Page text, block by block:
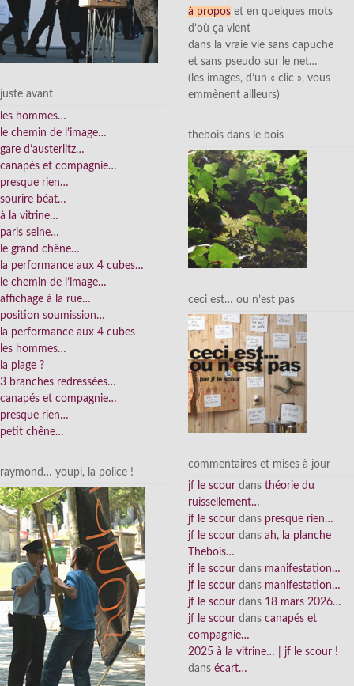
juste avant
les hommes…
le chemin de l’image…
gare d’austerlitz…
canapés et compagnie…
presque rien…
sourire béat…
à la vitrine…
paris seine…
le grand chêne…
la performance aux 4 cubes…
le chemin de l’image…
affichage à la rue…
position soumission…
la performance aux 4 cubes
les hommes…
la plage ?
3 branches redressées…
canapés et compagnie…
presque rien…
petit chêne…
raymond… youpi, la police !
à propos et en quelques mots
d’où ça vient
dans la vraie vie sans capuche
et sans pseudo sur le net…
(les images, d’un « clic », vous
emmènent ailleurs)
thebois dans le bois
ceci est… ou n’est pas
commentaires et mises à jour
jf le scour dans théorie du
ruissellement…
jf le scour dans presque rien…
jf le scour dans ah, la planche
Thebois…
jf le scour dans manifestation…
jf le scour dans manifestation…
jf le scour dans 18 mars 2026…
jf le scour dans canapés et
compagnie…
2025 à la vitrine… | jf le scour !
dans écart…